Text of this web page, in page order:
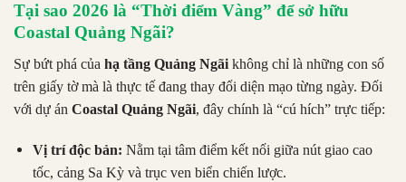
Tại sao 2026 là “Thời điểm Vàng” để sở hữu
Coastal Quảng Ngãi?
Sự bứt phá của hạ tầng Quảng Ngãi không chỉ là những con số
trên giấy tờ mà là thực tế đang thay đổi diện mạo từng ngày. Đối
với dự án Coastal Quảng Ngãi, đây chính là “cú hích” trực tiếp:
Vị trí độc bản: Nằm tại tâm điểm kết nối giữa nút giao cao
tốc, cảng Sa Kỳ và trục ven biển chiến lược.